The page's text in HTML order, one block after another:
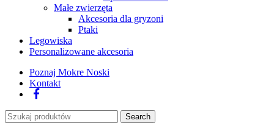
Małe zwierzęta
Akcesoria dla gryzoni
Ptaki
Legowiska
Personalizowane akcesoria
Poznaj Mokre Noski
Kontakt
Search